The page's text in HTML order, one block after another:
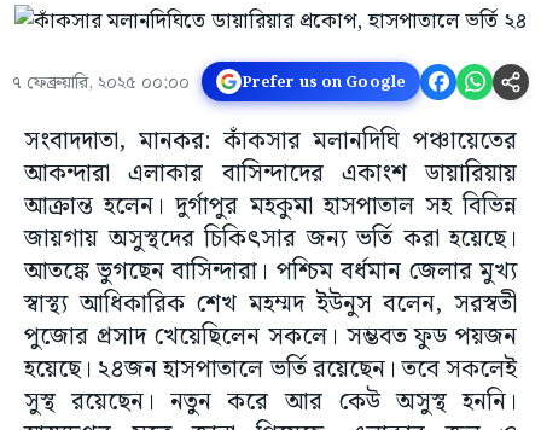
৭ ফেব্রুয়ারি, ২০২৫ ০০:০০ Prefer us on Google
সংবাদদাতা, মানকর: কাঁকসার মলানদিঘি পঞ্চায়েতের
আকন্দারা এলাকার বাসিন্দাদের একাংশ ডায়ারিয়ায়
আক্রান্ত হলেন। দুর্গাপুর মহকুমা হাসপাতাল সহ বিভিন্ন
জায়গায় অসুস্থদের চিকিৎসার জন্য ভর্তি করা হয়েছে।
আতঙ্কে ভুগছেন বাসিন্দারা। পশ্চিম বর্ধমান জেলার মুখ্য
স্বাস্থ্য আধিকারিক শেখ মহম্মদ ইউনুস বলেন, সরস্বতী
পুজোর প্রসাদ খেয়েছিলেন সকলে। সম্ভবত ফুড পয়জন
হয়েছে। ২৪জন হাসপাতালে ভর্তি রয়েছেন। তবে সকলেই
সুস্থ রয়েছেন। নতুন করে আর কেউ অসুস্থ হননি।